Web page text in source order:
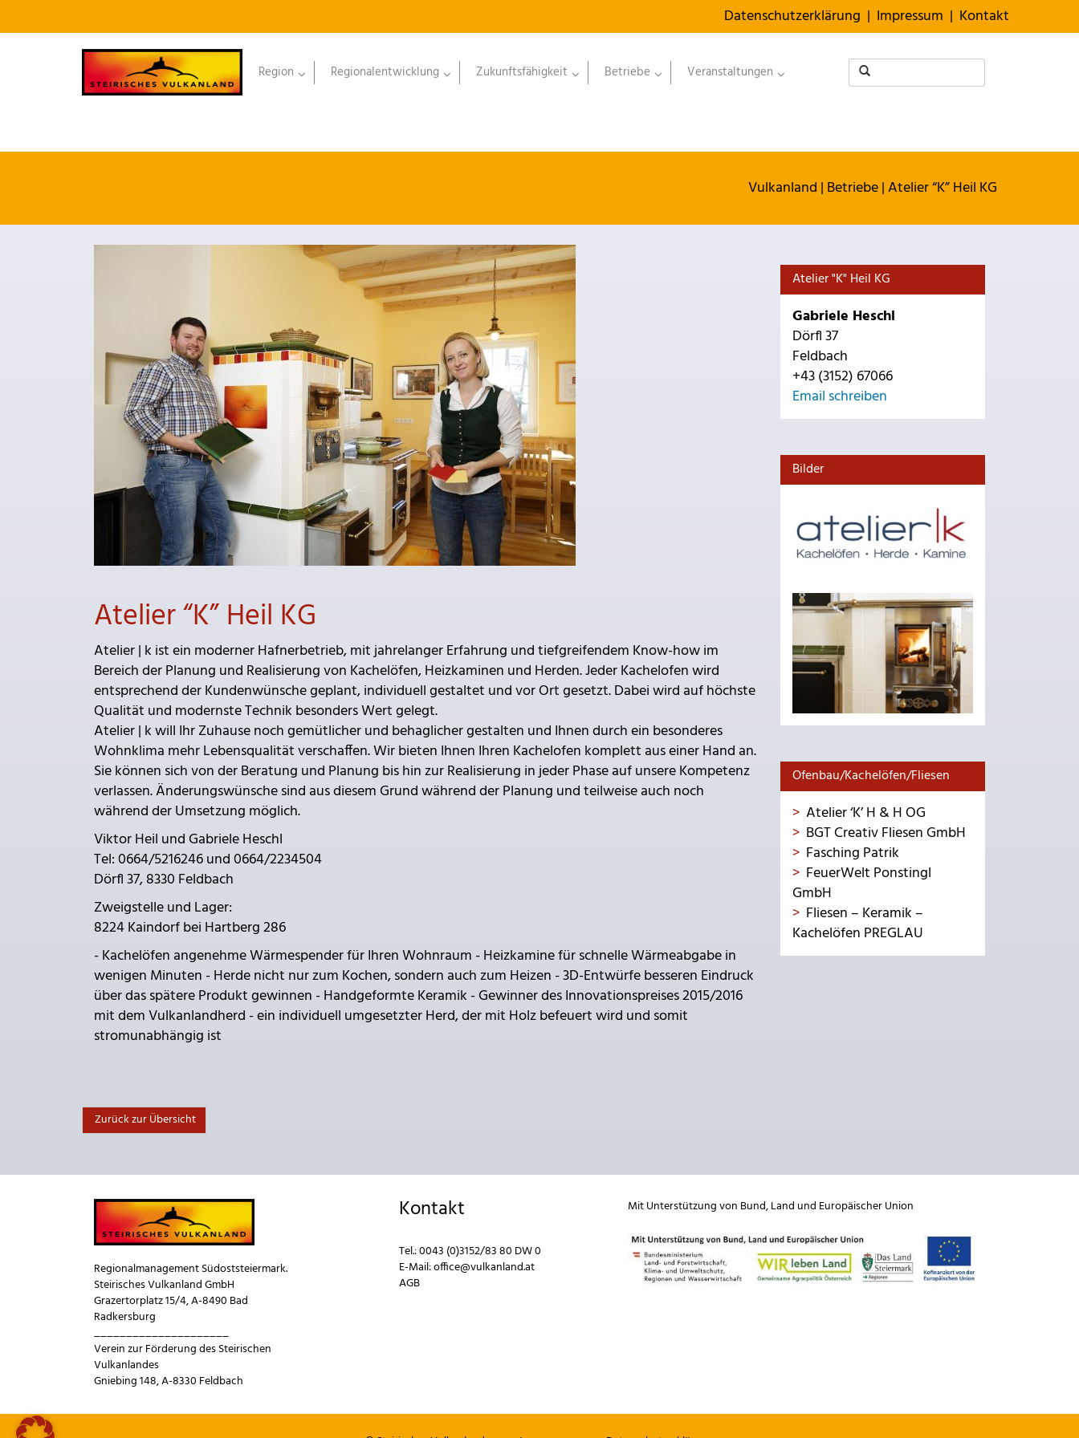
Datenschutzerklärung | Impressum | Kontakt
Region Regionalentwicklung Zukunftsfähigkeit Betriebe Veranstaltungen
Vulkanland | Betriebe|Atelier “K” Heil KG
Atelier “K” Heil KG
Atelier | k ist ein moderner Hafnerbetrieb, mit jahrelanger Erfahrung und tiefgreifendem Know-how im
Bereich der Planung und Realisierung von Kachelöfen, Heizkaminen und Herden. Jeder Kachelofen wird
entsprechend der Kundenwünsche geplant, individuell gestaltet und vor Ort gesetzt. Dabei wird auf höchste
Qualität und modernste Technik besonders Wert gelegt.
Atelier | k will Ihr Zuhause noch gemütlicher und behaglicher gestalten und Ihnen durch ein besonderes
Wohnklima mehr Lebensqualität verschaffen. Wir bieten Ihnen Ihren Kachelofen komplett aus einer Hand an.
Sie können sich von der Beratung und Planung bis hin zur Realisierung in jeder Phase auf unsere Kompetenz
verlassen. Änderungswünsche sind aus diesem Grund während der Planung und teilweise auch noch
während der Umsetzung möglich.
Viktor Heil und Gabriele Heschl
Tel: 0664/5216246 und 0664/2234504
Dörfl 37, 8330 Feldbach
Zweigstelle und Lager:
8224 Kaindorf bei Hartberg 286
- Kachelöfen angenehme Wärmespender für Ihren Wohnraum - Heizkamine für schnelle Wärmeabgabe in
wenigen Minuten - Herde nicht nur zum Kochen, sondern auch zum Heizen - 3D-Entwürfe besseren Eindruck
über das spätere Produkt gewinnen - Handgeformte Keramik - Gewinner des Innovationspreises 2015/2016
mit dem Vulkanlandherd - ein individuell umgesetzter Herd, der mit Holz befeuert wird und somit
stromunabhängig ist
Zurück zur Übersicht
Atelier "K" Heil KG
Gabriele Heschl
Dörfl 37
Feldbach
+43 (3152) 67066
Email schreiben
Bilder
Ofenbau/Kachelöfen/Fliesen
Atelier ‘K’ H & H OG
BGT Creativ Fliesen GmbH
Fasching Patrik
FeuerWelt Ponstingl
GmbH
Fliesen – Keramik –
Kachelöfen PREGLAU
Regionalmanagement Südoststeiermark.
Steirisches Vulkanland GmbH
Grazertorplatz 15/4, A-8490 Bad
Radkersburg
_____________________
Verein zur Förderung des Steirischen
Vulkanlandes
Gniebing 148, A-8330 Feldbach
Kontakt
Tel.:0043 (0)3152/83 80 DW 0
E-Mail:office@vulkanland.at
AGB
Mit Unterstützung von Bund,Land und Europäischer Union